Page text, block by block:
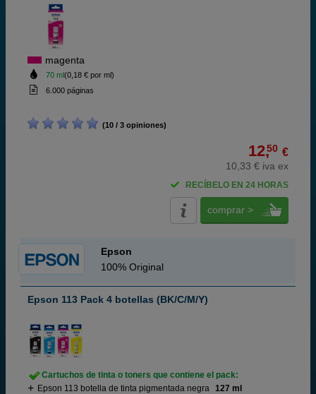
magenta
70 ml(0,18 € por ml)
6.000 páginas
(10 / 3 opiniones)
12,50 €
10,33 € iva ex
RECÍBELO EN 24 HORAS
comprar >
Epson
100% Original
Epson 113 Pack 4 botellas (BK/C/M/Y)
Cartuchos de tinta o toners que contiene el pack:
Epson 113 botella de tinta pigmentada negra 127 ml